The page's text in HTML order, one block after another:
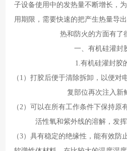
子设备使用中的发热量不断增长，
用期限，需要快速的把产生热量导
热和防火的方面有了
一、有机硅灌封
1.有机硅灌封胶
（1）打胶后便于清除拆卸，以便对
复部位再次注入新
（2）可以在所有工作条件下保持原
活性氧和紫外线的溶解，发
（3）具有稳定的绝缘性，能有效防